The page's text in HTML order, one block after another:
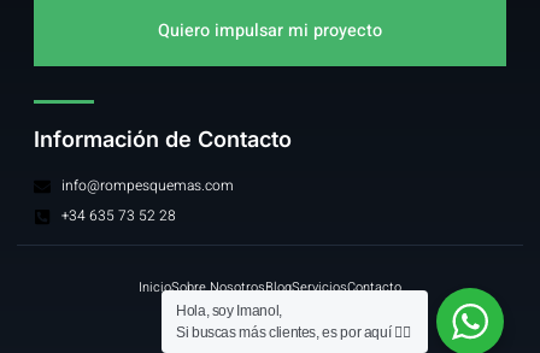
Quiero impulsar mi proyecto
Información de Contacto
info@rompesquemas.com
+34 635 73 52 28
InicioSobre NosotrosBlogServiciosContacto
Hola, soy Imanol,
Si buscas más clientes, es por aquí 👉🏼